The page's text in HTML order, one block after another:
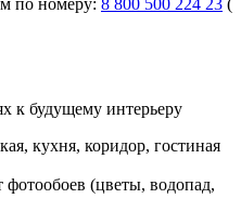
по номеру: 8 800 500 224 23 (
к будущему интерьеру
кухня, коридор, гостиная
(цветы, водопад,